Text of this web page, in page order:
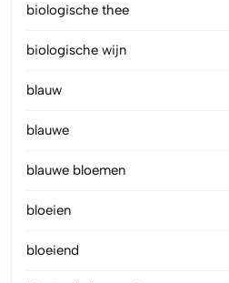
biologische thee
biologische wijn
blauw
blauwe
blauwe bloemen
bloeien
bloeiend